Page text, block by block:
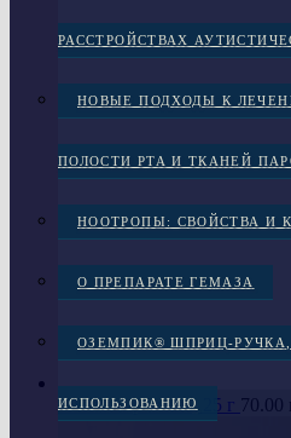
РАССТРОЙСТВАХ
НОВЫЕ ПОДХОДЫ К
ПОЛОСТИ РТА И ТКАНЕЙ
НООТРОПЫ: СВОЙСТВА И
О ПРЕПАРАТЕ ГЕМАЗА
ОЗЕМПИК® ШПРИЦ-
ИСПОЛЬЗОВАНИЮ
«Антивир» мазь, 25 г 70.00